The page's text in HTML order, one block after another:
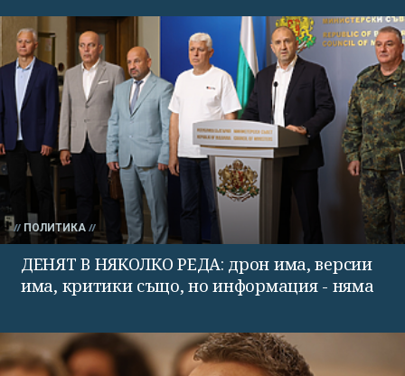
ПОЛИТИКА
ДЕНЯТ В НЯКОЛКО РЕДА: дрон има, версии
има, критики също, но информация - няма